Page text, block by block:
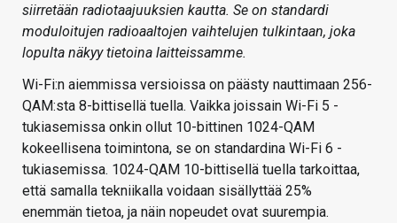
siirretään radiotaajuuksien kautta. Se on standardi
moduloitujen radioaaltojen vaihtelujen tulkintaan, joka
lopulta näkyy tietoina laitteissamme.
Wi-Fi:n aiemmissa versioissa on päästy nauttimaan 256-
QAM:sta 8-bittisellä tuella. Vaikka joissain Wi-Fi 5 -
tukiasemissa onkin ollut 10-bittinen 1024-QAM
kokeellisena toimintona, se on standardina Wi-Fi 6 -
tukiasemissa. 1024-QAM 10-bittisellä tuella tarkoittaa,
että samalla tekniikalla voidaan sisällyttää 25%
enemmän tietoa, ja näin nopeudet ovat suurempia.